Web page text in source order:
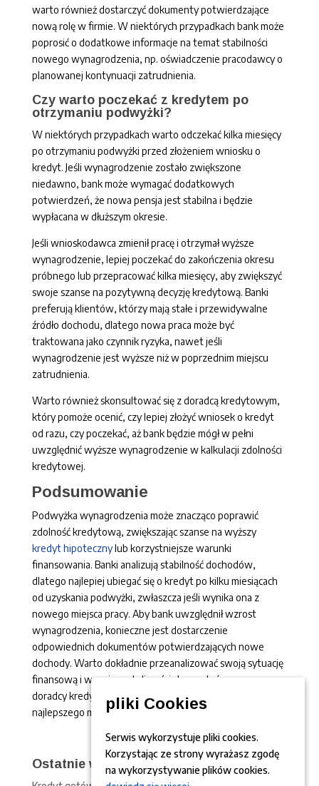
warto również dostarczyć dokumenty potwierdzające
nową rolę w firmie. W niektórych przypadkach bank może
poprosić o dodatkowe informacje na temat stabilności
nowego wynagrodzenia, np. oświadczenie pracodawcy o
planowanej kontynuacji zatrudnienia.
Czy warto poczekać z kredytem po
otrzymaniu podwyżki?
W niektórych przypadkach warto odczekać kilka miesięcy
po otrzymaniu podwyżki przed złożeniem wniosku o
kredyt. Jeśli wynagrodzenie zostało zwiększone
niedawno, bank może wymagać dodatkowych
potwierdzeń, że nowa pensja jest stabilna i będzie
wypłacana w dłuższym okresie.
Jeśli wnioskodawca zmienił pracę i otrzymał wyższe
wynagrodzenie, lepiej poczekać do zakończenia okresu
próbnego lub przepracować kilka miesięcy, aby zwiększyć
swoje szanse na pozytywną decyzję kredytową. Banki
preferują klientów, którzy mają stałe i przewidywalne
źródło dochodu, dlatego nowa praca może być
traktowana jako czynnik ryzyka, nawet jeśli
wynagrodzenie jest wyższe niż w poprzednim miejscu
zatrudnienia.
Warto również skonsultować się z doradcą kredytowym,
który pomoże ocenić, czy lepiej złożyć wniosek o kredyt
od razu, czy poczekać, aż bank będzie mógł w pełni
uwzględnić wyższe wynagrodzenie w kalkulacji zdolności
kredytowej.
Podsumowanie
Podwyżka wynagrodzenia może znacząco poprawić
zdolność kredytową, zwiększając szanse na wyższy
kredyt hipotecznylub korzystniejsze warunki
finansowania. Banki analizują stabilność dochodów,
dlatego najlepiej ubiegać się o kredyt po kilku miesiącach
od uzyskania podwyżki, zwłaszcza jeśli wynika ona z
nowego miejsca pracy. Aby bank uwzględnił wzrost
wynagrodzenia, konieczne jest dostarczenie
odpowiednich dokumentów potwierdzających nowe
dochody. Warto dokładnie przeanalizować swoją sytuację
finansową i w razie wątpliwości skorzystać z pomocy
doradcy kredytowego, który pomoże w wyborze
najlepszego momentu na złożenie wniosku o kredyt.
Ostatnie wpisy
pliki Cookies
Serwis wykorzystuje pliki cookies.
Korzystając ze strony wyrażasz zgodę
na wykorzystywanie plików cookies.